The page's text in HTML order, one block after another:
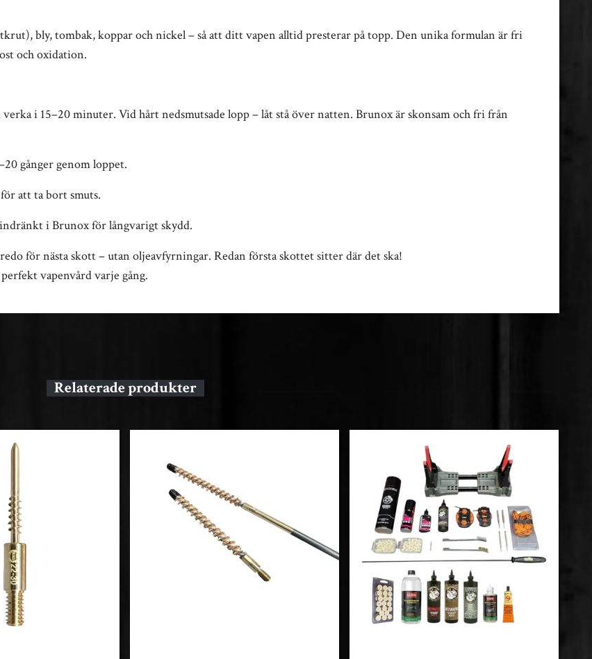
bly, tombak, koppar och nickel – så att ditt vapen alltid presterar på topp. Den unika formulan är fri
och oxidation.
i 15–20 minuter. Vid hårt nedsmutsade lopp – låt stå över natten. Brunox är skonsam och fri från
gånger genom loppet.
att ta bort smuts.
i Brunox för långvarigt skydd.
för nästa skott – utan oljeavfyrningar. Redan första skottet sitter där det ska!
vapenvård varje gång.